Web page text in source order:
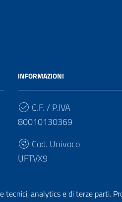
tecnici, analytics e di terze parti.
INFORMAZIONI
C.F. / P.IVA
80010130369
Cod. Univoco
UFTVX9